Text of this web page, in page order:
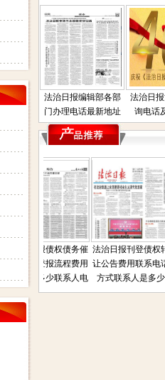
法治日报编辑部各部
门办理电话最新地址
法治日
询电话
法治日报债权债务催
收公告登报流程费用
电话是多少联系人电
话
法治日报刊登债权转
让公告费用联系电话
方式联系人是多少